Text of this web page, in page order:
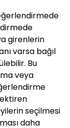
girenlerin
varsa bağıl
Bu
veya
seçilmesi
daha